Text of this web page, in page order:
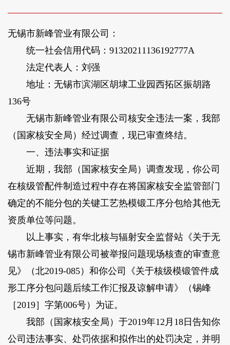
无锡市新峰管业有限公司：
统一社会信用代码：91320211136192777A
法定代表人：刘强
地址：无锡市滨湖区胡埭工业园西拓区振胡路
136号
无锡市新峰管业有限公司核安全违法一案，我部
（国家核安全局）经过调查，现已审查终结。
一、违法事实和证据
近期，我部（国家核安全局）调查发现，你公司
在核级管配件制造过程中存在将国家核安全监管部门
确定的不能分包的关键工艺热模锻工序分包给其他无
资质单位等问题。
以上事实，有华北核与辐射安全监督站《关于无
锡市新峰管业有限公司被举报问题现场核查的审查意
见》（北2019-085）和你公司《关于核级模锻管件成
形工序分包问题后续工作汇报及谅解申请》（锡峰
［2019］字第006号）为证。
我部（国家核安全局）于2019年12月18日告知你
公司违法事实、处罚依据和拟作出的处罚决定，并明